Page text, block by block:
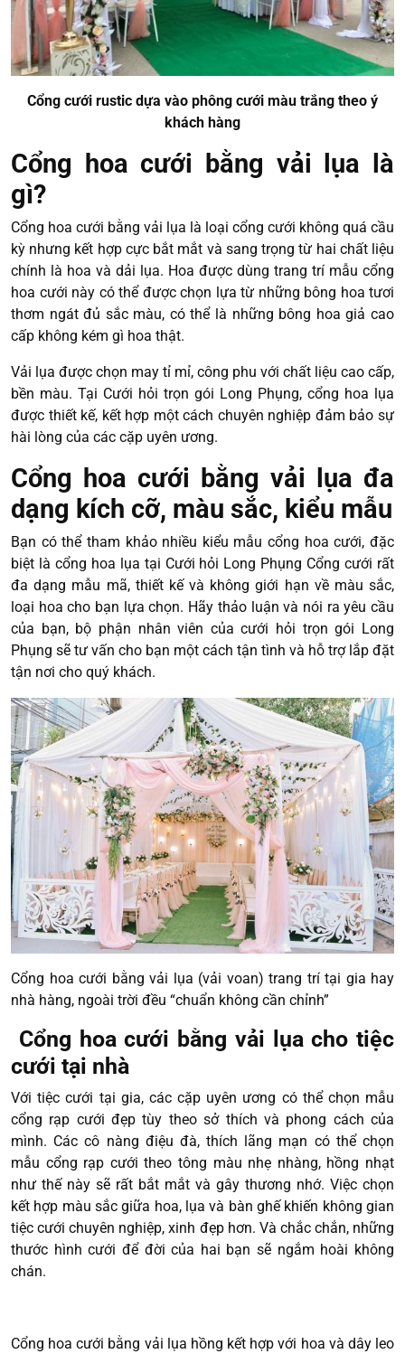
Cổng cưới rustic dựa vào phông cưới màu trắng theo ý
khách hàng
Cổng hoa cưới bằng vải lụa là
gì?
Cổng hoa cưới bằng vải lụa là loại cổng cưới không quá cầu
kỳ nhưng kết hợp cực bắt mắt và sang trọng từ hai chất liệu
chính là hoa và dải lụa. Hoa được dùng trang trí mẫu cổng
hoa cưới này có thể được chọn lựa từ những bông hoa tươi
thơm ngát đủ sắc màu, có thể là những bông hoa giả cao
cấp không kém gì hoa thật.
Vải lụa được chọn may tỉ mỉ, công phu với chất liệu cao cấp,
bền màu. Tại Cưới hỏi trọn gói Long Phụng, cổng hoa lụa
được thiết kế, kết hợp một cách chuyên nghiệp đảm bảo sự
hài lòng của các cặp uyên ương.
Cổng hoa cưới bằng vải lụa đa
dạng kích cỡ, màu sắc, kiểu mẫu
Bạn có thể tham khảo nhiều kiểu mẫu cổng hoa cưới, đặc
biệt là cổng hoa lụa tại Cưới hỏi Long Phụng Cổng cưới rất
đa dạng mẫu mã, thiết kế và không giới hạn về màu sắc,
loại hoa cho bạn lựa chọn. Hãy thảo luận và nói ra yêu cầu
của bạn, bộ phận nhân viên của cưới hỏi trọn gói Long
Phụng sẽ tư vấn cho bạn một cách tận tình và hỗ trợ lắp đặt
tận nơi cho quý khách.
Cổng hoa cưới bằng vải lụa (vải voan) trang trí tại gia hay
nhà hàng, ngoài trời đều “chuẩn không cần chỉnh”
Cổng hoa cưới bằng vải lụa cho tiệc
cưới tại nhà
Với tiệc cưới tại gia, các cặp uyên ương có thể chọn mẫu
cổng rạp cưới đẹp tùy theo sở thích và phong cách của
mình. Các cô nàng điệu đà, thích lãng mạn có thể chọn
mẫu cổng rạp cưới theo tông màu nhẹ nhàng, hồng nhạt
như thế này sẽ rất bắt mắt và gây thương nhớ. Việc chọn
kết hợp màu sắc giữa hoa, lụa và bàn ghế khiến không gian
tiệc cưới chuyên nghiệp, xinh đẹp hơn. Và chắc chắn, những
thước hình cưới để đời của hai bạn sẽ ngắm hoài không
chán.
Cổng hoa cưới bằng vải lụa hồng kết hợp với hoa và dây leo